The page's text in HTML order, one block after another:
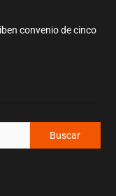
convenio de cinco